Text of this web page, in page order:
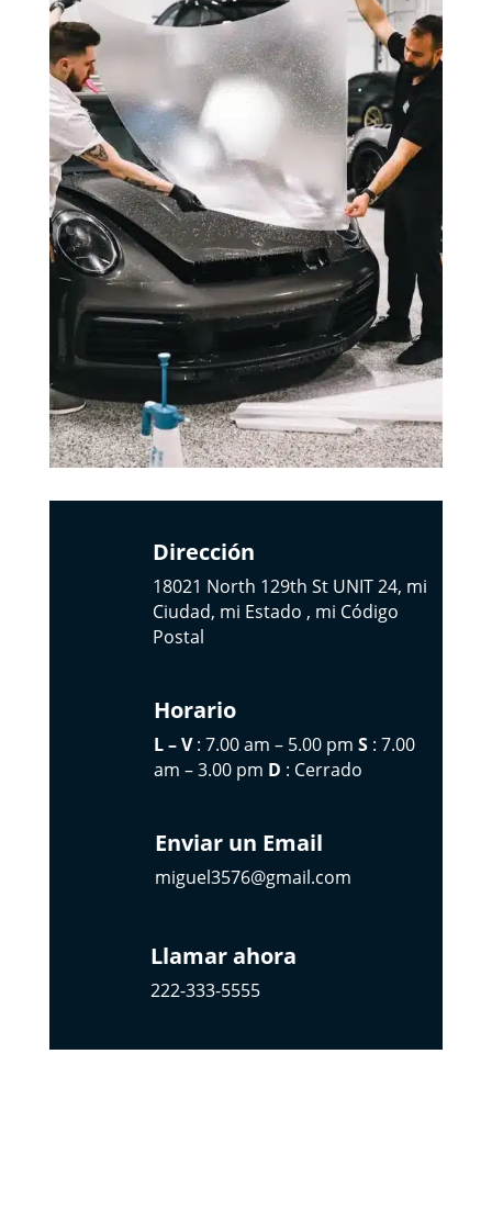
Dirección
18021 North 129th St UNIT 24, mi
Ciudad, mi Estado , mi Código
Postal
Horario
L – V: 7.00 am – 5.00 pm S: 7.00
am – 3.00 pm D : Cerrado
Enviar un Email
miguel3576@gmail.com
Llamar ahora
222-333-5555